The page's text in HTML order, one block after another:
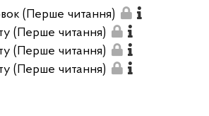
(Перше читання)
(Перше читання)
(Перше читання)
(Перше читання)